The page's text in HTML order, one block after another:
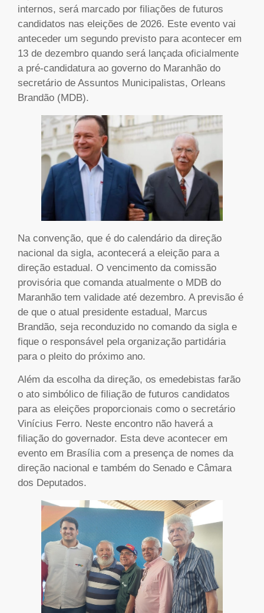
internos, será marcado por filiações de futuros
candidatos nas eleições de 2026. Este evento vai
anteceder um segundo previsto para acontecer em
13 de dezembro quando será lançada oficialmente
a pré-candidatura ao governo do Maranhão do
secretário de Assuntos Municipalistas, Orleans
Brandão (MDB).
Na convenção, que é do calendário da direção
nacional da sigla, acontecerá a eleição para a
direção estadual. O vencimento da comissão
provisória que comanda atualmente o MDB do
Maranhão tem validade até dezembro. A previsão é
de que o atual presidente estadual, Marcus
Brandão, seja reconduzido no comando da sigla e
fique o responsável pela organização partidária
para o pleito do próximo ano.
Além da escolha da direção, os emedebistas farão
o ato simbólico de filiação de futuros candidatos
para as eleições proporcionais como o secretário
Vinícius Ferro. Neste encontro não haverá a
filiação do governador. Esta deve acontecer em
evento em Brasília com a presença de nomes da
direção nacional e também do Senado e Câmara
dos Deputados.